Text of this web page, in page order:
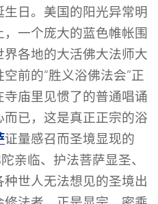
日。美国的阳光异常明
一个庞大的蓝色帷帐围
各地的大活佛大法师大
前的“胜义浴佛法会”正
庙里见惯了的普通唱诵
已，这是真正正宗的浴
证量感召而圣境显现的
亲临、护法菩萨显圣、
世人无法想见的圣境出